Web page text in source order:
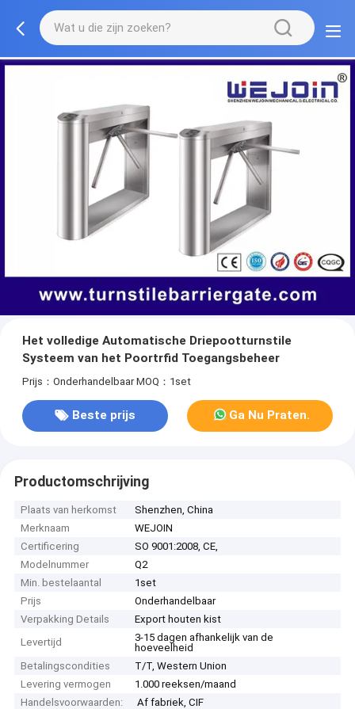
Het volledige Automatische Driepootturnstile
Systeem van het Poortrfid Toegangsbeheer
Prijs：Onderhandelbaar MOQ：1set
Beste prijs Ga Nu Praten.
Productomschrijving
Plaats van herkomst
Shenzhen, China
Merknaam
WEJOIN
Certificering
SO 9001:2008, CE,
Modelnummer
Q2
Min. bestelaantal
1set
Prijs
Onderhandelbaar
Verpakking Details
Export houten kist
Levertijd
3-15 dagen afhankelijk van de
hoeveelheid
Betalingscondities
T/T, Western Union
Levering vermogen
1.000 reeksen/maand
Handelsvoorwaarden:
Af fabriek, CIF